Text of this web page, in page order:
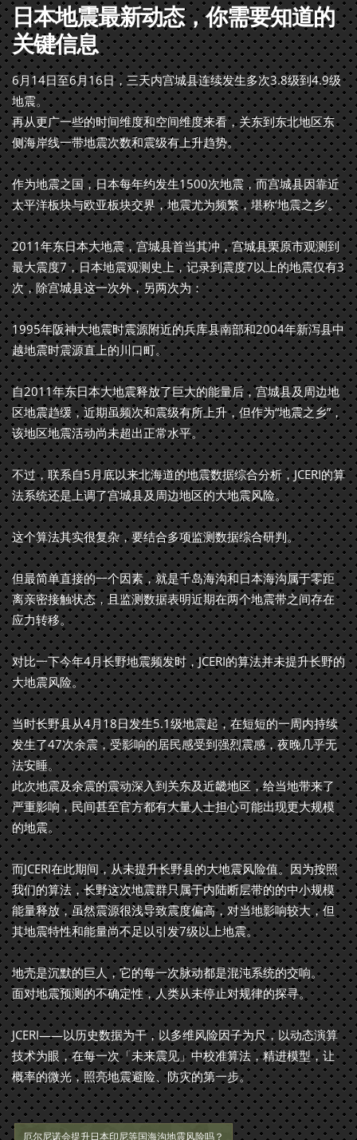
日本地震最新动态，你需要知道的
关键信息
6月14日至6月16日，三天内宫城县连续发生多次3.8级到4.9级
地震。
再从更广一些的时间维度和空间维度来看，关东到东北地区东
侧海岸线一带地震次数和震级有上升趋势。
作为地震之国，日本每年约发生1500次地震，而宫城县因靠近
太平洋板块与欧亚板块交界，地震尤为频繁，堪称‘地震之乡’。
2011年东日本大地震，宫城县首当其冲，宫城县栗原市观测到
最大震度7，日本地震观测史上，记录到震度7以上的地震仅有3
次，除宫城县这一次外，另两次为：
1995年阪神大地震时震源附近的兵库县南部和2004年新泻县中
越地震时震源直上的川口町。
自2011年东日本大地震释放了巨大的能量后，宫城县及周边地
区地震趋缓，近期虽频次和震级有所上升，但作为“地震之乡”，
该地区地震活动尚未超出正常水平。
不过，联系自5月底以来北海道的地震数据综合分析，JCERI的算
法系统还是上调了宫城县及周边地区的大地震风险。
这个算法其实很复杂，要结合多项监测数据综合研判。
但最简单直接的一个因素，就是千岛海沟和日本海沟属于零距
离亲密接触状态，且监测数据表明近期在两个地震带之间存在
应力转移。
对比一下今年4月长野地震频发时，JCERI的算法并未提升长野的
大地震风险。
当时长野县从4月18日发生5.1级地震起，在短短的一周内持续
发生了47次余震，受影响的居民感受到强烈震感，夜晚几乎无
法安睡。
此次地震及余震的震动深入到关东及近畿地区，给当地带来了
严重影响，民间甚至官方都有大量人士担心可能出现更大规模
的地震。
而JCERI在此期间，从未提升长野县的大地震风险值。因为按照
我们的算法，长野这次地震群只属于内陆断层带的的中小规模
能量释放，虽然震源很浅导致震度偏高，对当地影响较大，但
其地震特性和能量尚不足以引发7级以上地震。
地壳是沉默的巨人，它的每一次脉动都是混沌系统的交响。
面对地震预测的不确定性，人类从未停止对规律的探寻。
JCERI——以历史数据为干，以多维风险因子为尺，以动态演算
技术为眼，在每一次「未来震见」中校准算法，精进模型，让
概率的微光，照亮地震避险、防灾的第一步。
厄尔尼诺会提升日本印尼等国海沟地震风险吗？